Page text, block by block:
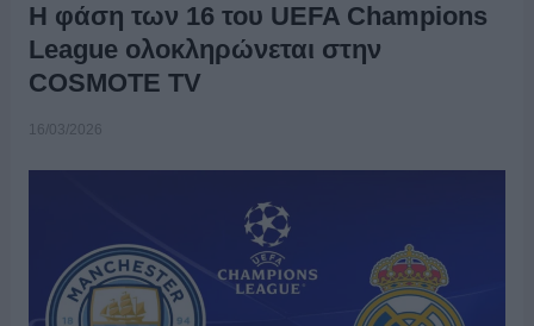
Η φάση των 16 του UEFA Champions
League ολοκληρώνεται στην
COSΜOTE TV
16/03/2026